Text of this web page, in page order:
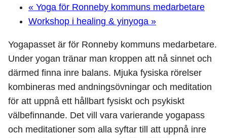
« Yoga för Ronneby kommuns medarbetare
Workshop i healing & yinyoga »
Yogapasset är för Ronneby kommuns medarbetare.
Under yogan tränar man kroppen att nå sinnet och
därmed finna inre balans. Mjuka fysiska rörelser
kombineras med andningsövningar och meditation
för att uppnå ett hållbart fysiskt och psykiskt
välbefinnande. Det vill vara varierande yogapass
och meditationer som alla syftar till att uppnå inre